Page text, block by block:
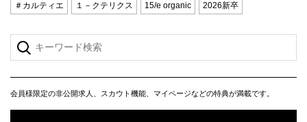
＃カルティエ １－クテリクス 15/e organic 2026新卒
会員様限定の非公開求人、スカウト機能、マイページなどの特典が満載です。